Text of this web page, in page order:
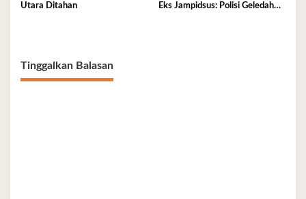
Utara Ditahan
Eks Jampidsus: Polisi Geledah
Tinggalkan Balasan